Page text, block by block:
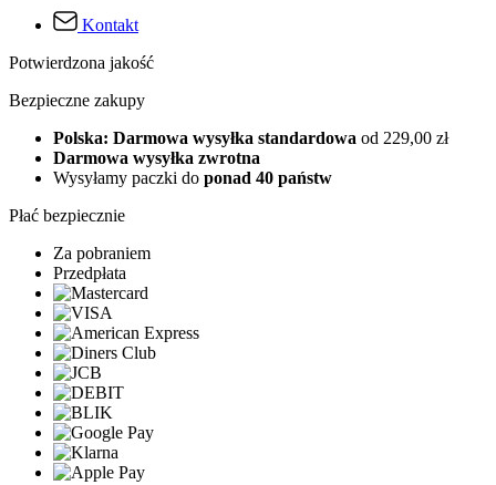
Kontakt
Potwierdzona jakość
Bezpieczne zakupy
Polska: Darmowa wysyłka standardowa od 229,00 zł
Darmowa wysyłka zwrotna
Wysyłamy paczki do ponad 40 państw
Płać bezpiecznie
Za pobraniem
Przedpłata